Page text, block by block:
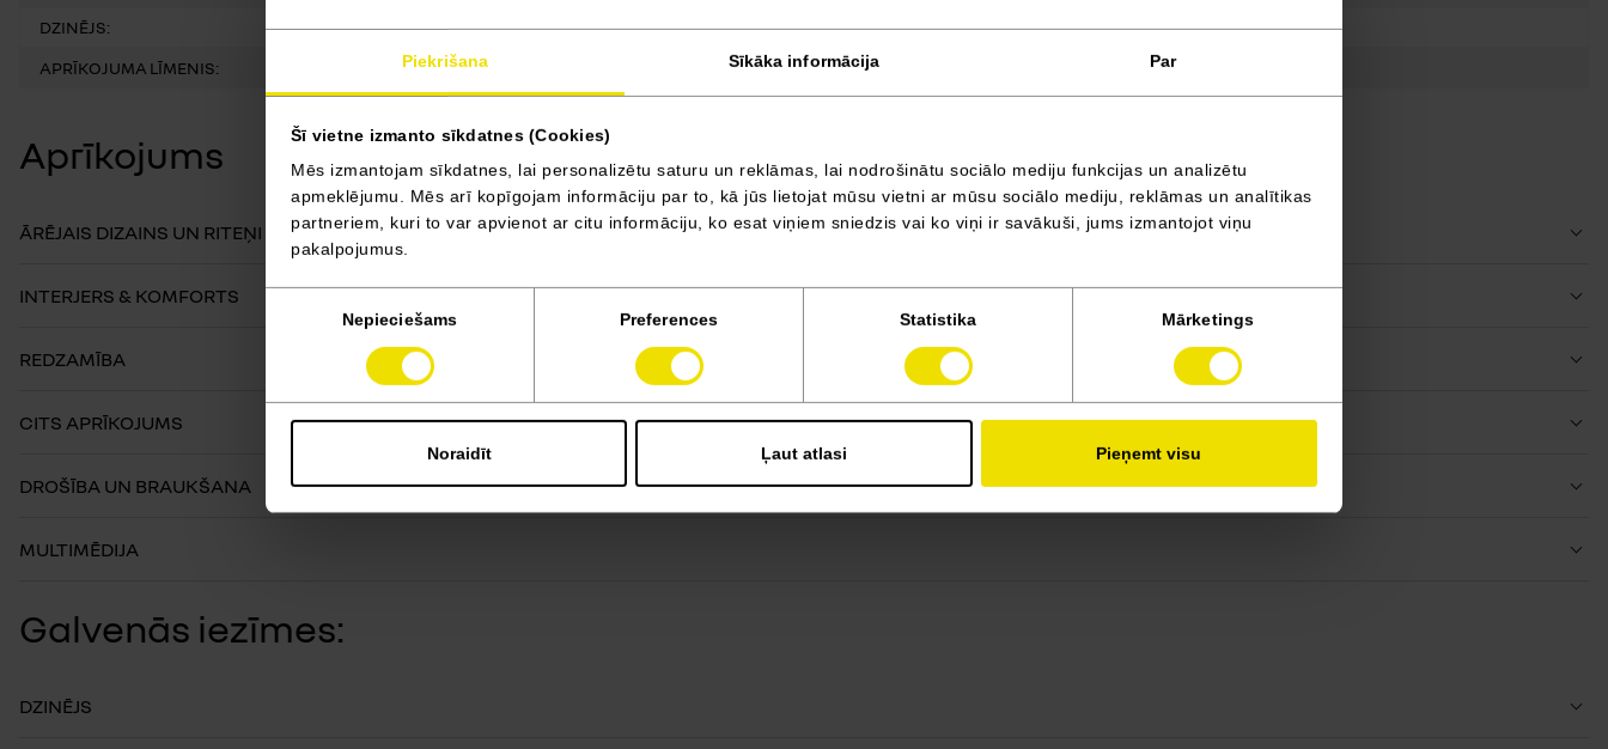
Piekrišana Sīkāka informācija Par
Šī vietne izmanto sīkdatnes (Cookies)
Mēs izmantojam sīkdatnes, lai personalizētu saturu un reklāmas, lai nodrošinātu sociālo mediju funkcijas un analizētu
apmeklējumu. Mēs arī kopīgojam informāciju par to, kā jūs lietojat mūsu vietni ar mūsu sociālo mediju, reklāmas un analītikas
partneriem, kuri to var apvienot ar citu informāciju, ko esat viņiem sniedzis vai ko viņi ir savākuši, jums izmantojot viņu
pakalpojumus.
Nepieciešams Preferences Statistika Mārketings
Noraidīt Ļaut atlasi Pieņemt visu
DZINĒJS:
Blue dCi 150 zs AT9 FWD
APRĪKOJUMA LĪMENIS:
EXTRA Van FWD Euro6x
Aprīkojums
ĀRĒJAIS DIZAINS UN RITEŅI
INTERJERS & KOMFORTS
REDZAMĪBA
CITS APRĪKOJUMS
DROŠĪBA UN BRAUKŠANA
MULTIMĒDIJA
Galvenās iezīmes:
DZINĒJS